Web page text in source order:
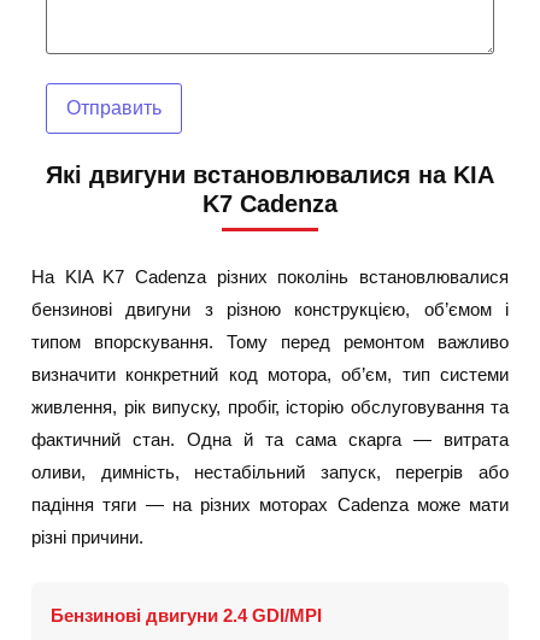
Отправить
Які двигуни встановлювалися на KIA
K7 Cadenza
На KIA K7 Cadenza різних поколінь встановлювалися
бензинові двигуни з різною конструкцією, об’ємом і
типом впорскування. Тому перед ремонтом важливо
визначити конкретний код мотора, об’єм, тип системи
живлення, рік випуску, пробіг, історію обслуговування та
фактичний стан. Одна й та сама скарга — витрата
оливи, димність, нестабільний запуск, перегрів або
падіння тяги — на різних моторах Cadenza може мати
різні причини.
Бензинові двигуни 2.4 GDI/MPI